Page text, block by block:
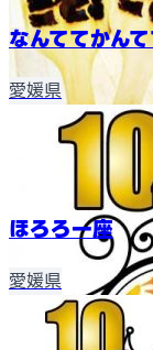
なんててかん
愛媛県
ほろろ一座
愛媛県